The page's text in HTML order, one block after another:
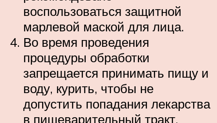
воспользоваться защитной
марлевой маской для лица.
Во время проведения
процедуры обработки
запрещается принимать пищу и
воду, курить, чтобы не
допустить попадания лекарства
в пищеварительный тракт.